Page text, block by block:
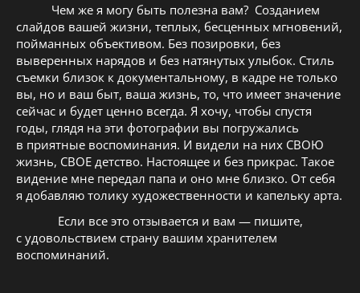
Чем же я могу быть полезна вам? Созданием
слайдов вашей жизни, теплых, бесценных мгновений,
пойманных объективом. Без позировки, без
выверенных нарядов и без натянутых улыбок. Стиль
съемки близок к документальному, в кадре не только
вы, но и ваш быт, ваша жизнь, то, что имеет значение
сейчас и будет ценно всегда. Я хочу, чтобы спустя
годы, глядя на эти фотографии вы погружались
в приятные воспоминания. И видели на них СВОЮ
жизнь, СВОЕ детство. Настоящее и без прикрас. Такое
видение мне передал папа и оно мне близко. От себя
я добавляю толику художественности и капельку арта.
Если все это отзывается и вам — пишите,
с удовольствием страну вашим хранителем
воспоминаний.